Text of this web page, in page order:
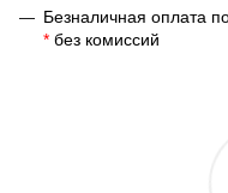
Безналичная оплата
* без комиссий